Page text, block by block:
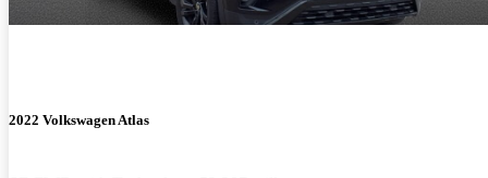
2022 Volkswagen Atlas